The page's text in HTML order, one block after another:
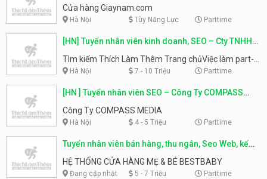
facebook – Cửa hàng Giaynam.com
Cửa hàng Giaynam.com
Hà Nội Tùy Năng Lực Parttime
[HN] Tuyển nhân viên kinh doanh, SEO – Cty TNHH
Tư vấn và Đầu tư 3T
Tìm kiếm Thích Làm Thêm Trang chủViệc làm part-
time theo địa điểm Việc làm theo ngành nghề Việc
Việc hay [HN] Tuyển nhân viên bán hàng – CÔNG TY
MỸ PHẨM SUHWA [HN] Tuyển nhân viên kinh doanh,
SEO – Cty TNHH Tư vấn và Đầu tư 3T 03/05/2018
làm:HÀ NỘI NHÂN VIÊN KINH DOANH VIỆC LÀM THÊM
QUẬN THANH XUÂN CÔNG TY TNHH TƯ VẤN VÀ ĐẦU
TƯ 3T
Hà Nội 7 - 10 Triệu Parttime
[HN ] Tuyển nhân viên SEO – Công Ty COMPASS
MEDIA
Công Ty COMPASS MEDIA
Hà Nội 4 - 5 Triệu Parttime
Tuyển nhân viên bán hàng, thu ngân, Seo Web, kế
toán – Hệ thống cửa hàng Mẹ & Bé BestBaby
HỆ THỐNG CỬA HÀNG MẸ & BÉ BESTBABY
Đang cập nhật 5 - 7 Triệu Parttime